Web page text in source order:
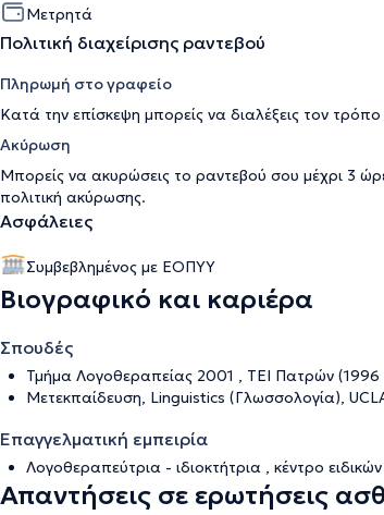
Μετρητά
Πολιτική διαχείρισης ραντεβού
Πληρωμή στο γραφείο
Κατά την επίσκεψη μπορείς να διαλέξεις τον
Ακύρωση
Μπορείς να ακυρώσεις το ραντεβού σου μέχρι 3
πολιτική ακύρωσης.
Ασφάλειες
Συμβεβλημένος με ΕΟΠΥΥ
Βιογραφικό και καριέρα
Σπουδές
Τμήμα Λογοθεραπείας 2001 , ΤΕΙ Πατρών
Μετεκπαίδευση, Linguistics (Γλωσσολογία),
Επαγγελματική εμπειρία
Λογοθεραπεύτρια - ιδιοκτήτρια , κέντρο
Απαντήσεις σε ερωτήσεις